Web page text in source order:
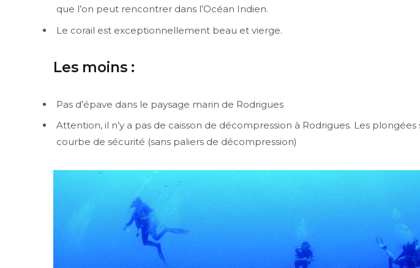
que l’on peut rencontrer dans l’Océan Indien.
Le corail est exceptionnellement beau et vierge.
Les moins :
Pas d’épave dans le paysage marin de Rodrigues
Attention, il n’y a pas de caisson de décompression à Rodrigues. Les plongées
courbe de sécurité (sans paliers de décompression)